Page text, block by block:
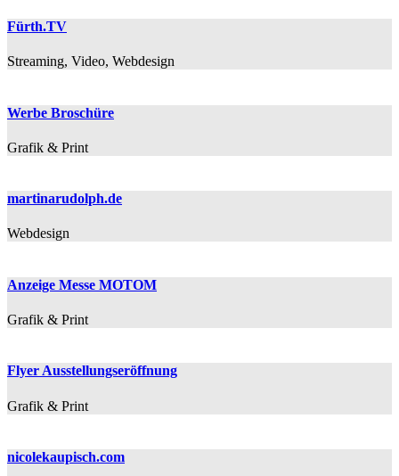
Fürth.TV
Streaming, Video, Webdesign
Werbe Broschüre
Grafik & Print
martinarudolph.de
Webdesign
Anzeige Messe MOTOM
Grafik & Print
Flyer Ausstellungseröffnung
Grafik & Print
nicolekaupisch.com